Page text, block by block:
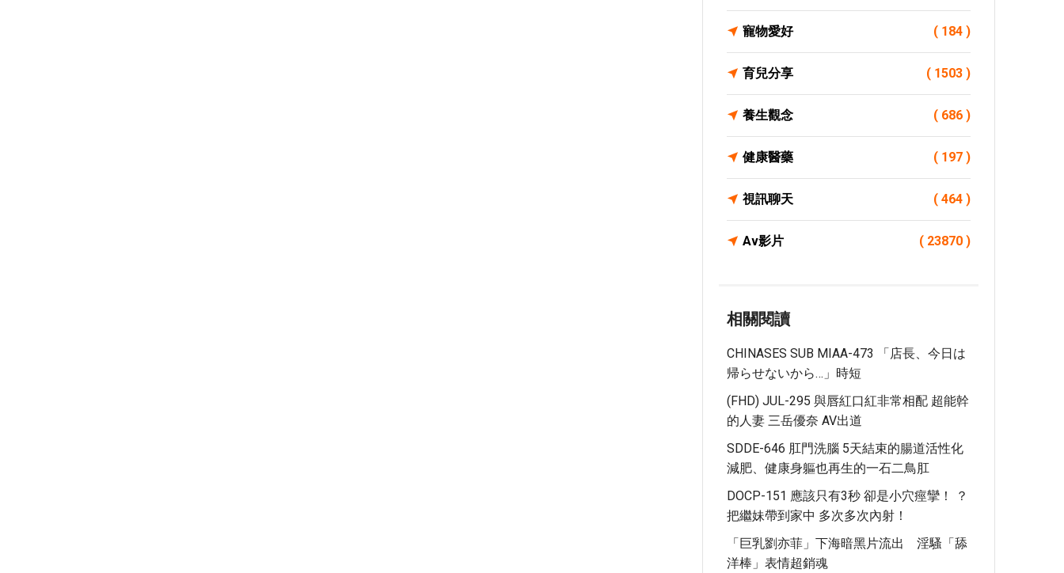
寵物愛好 ( 184 )
育兒分享 ( 1503 )
養生觀念 ( 686 )
健康醫藥 ( 197 )
視訊聊天 ( 464 )
Av影片 ( 23870 )
相關閱讀
CHINASES SUB MIAA-473 「店長、今日は
帰らせないから…」時短
(FHD) JUL-295 與唇紅口紅非常相配 超能幹
的人妻 三岳優奈 AV出道
SDDE-646 肛門洗腦 5天結束的腸道活性化
減肥、健康身軀也再生的一石二鳥肛
DOCP-151 應該只有3秒 卻是小穴痙攣！ ？
把繼妹帶到家中 多次多次內射！
「巨乳劉亦菲」下海暗黑片流出 淫騷「舔
洋棒」表情超銷魂